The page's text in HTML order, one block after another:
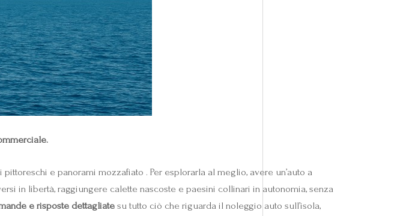
e panorami mozzafiato . Per esplorarla al meglio, avere un’auto a
in libertà, raggiungere calette nascoste e paesini collinari in autonomia, senza
e risposte dettagliate su tutto ciò che riguarda il noleggio auto sull’isola,